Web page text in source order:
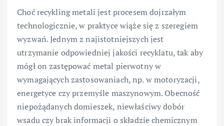
Choć recykling metali jest procesem dojrzałym
technologicznie, w praktyce wiąże się z szeregiem
wyzwań. Jednym z najistotniejszych jest
utrzymanie odpowiedniej jakości recyklatu, tak aby
mógł on zastępować metal pierwotny w
wymagających zastosowaniach, np. w motoryzacji,
energetyce czy przemyśle maszynowym. Obecność
niepożądanych domieszek, niewłaściwy dobór
wsadu czy brak informacji o składzie chemicznym